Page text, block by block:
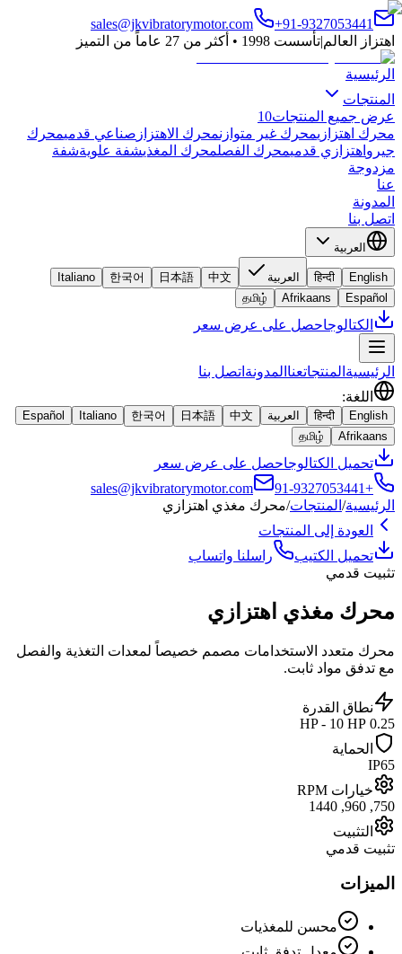
sales@jkvibratorymotor.com
+91-9327053441
اهتزاز العالم|تأسست 1998 • أكثر من 27 عاماً من التميز
الرئيسية
المنتجات
عرض جميع المنتجات10
محرك اهتزازيمحرك غير متوازنمحرك الاهتزاز صناعي قدميمحرك
جيرو اهتزازي قدميمحرك الفصلمحرك المغذيشفة علويةشفة
مزدوجة
عنا
المدونة
اتصل بنا
العربية
English
हिन्दी العربية 中文
日本語
한국어
Italiano
Español
Afrikaans
தமிழ்
الكتالوجاحصل على عرض سعر
الرئيسية المنتجاتعنا المدونة اتصل بنا
اللغة:
English
हिन्दी العربية 中文
日本語
한국어
Italiano
Español
Afrikaans
தமிழ்
تحميل الكتالوجاحصل على عرض سعر
+91-9327053441
sales@jkvibratorymotor.com
الرئيسية/ المنتجات/محرك مغذي اهتزازي
العودة إلى المنتجات
تحميل الكتيب
راسلنا واتساب
تثبيت قدمي
محرك مغذي اهتزازي
محرك متعدد الاستخدامات مصمم خصيصاً لمعدات التغذية والفصل
مع تدفق مواد ثابت.
نطاق القدرة
0.25 HP - 10 HP
الحماية
IP65
خيارات RPM
750, 960, 1440
التثبيت
تثبيت قدمي
الميزات
محسن للمغذيات